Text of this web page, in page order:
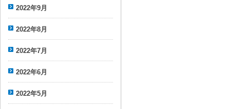
2022年9月
2022年8月
2022年7月
2022年6月
2022年5月